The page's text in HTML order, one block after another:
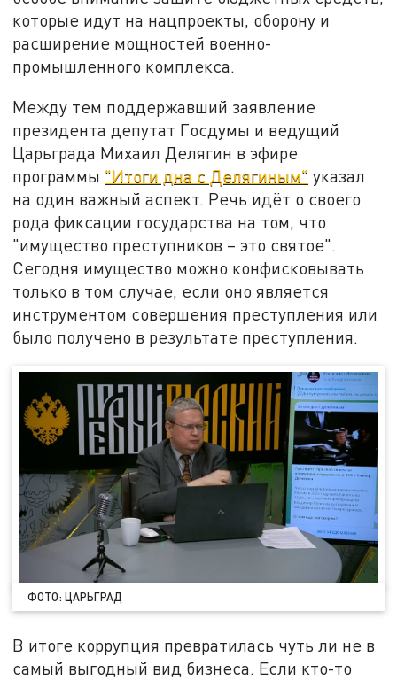
которые идут на нацпроекты, оборону и
расширение мощностей военно-
промышленного комплекса.
Между тем поддержавший заявление
президента депутат Госдумы и ведущий
Царьграда Михаил Делягин в эфире
программы "Итоги дна с Делягиным" указал
на один важный аспект. Речь идёт о своего
рода фиксации государства на том, что
"имущество преступников – это святое".
Сегодня имущество можно конфисковывать
только в том случае, если оно является
инструментом совершения преступления или
было получено в результате преступления.
ФОТО: ЦАРЬГРАД
В итоге коррупция превратилась чуть ли не в
самый выгодный вид бизнеса. Если кто-то